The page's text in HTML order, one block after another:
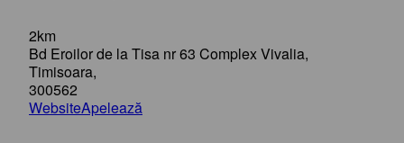
2km
Bd Eroilor de la Tisa nr 63 Complex Vivalia,
Timisoara,
300562
WebsiteApelează